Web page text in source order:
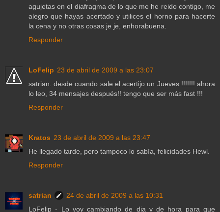
agujetas en el diafragma de lo que me he reido contigo, me
alegro que hayas acertado y utilices el horno para hacerte
la cena y no otras cosas je je, enhorabuena.
Responder
LoFelip 23 de abril de 2009 a las 23:07
satrian: desde cuando sale el acertijo un Jueves !!!!!!! ahora
lo leo, 34 mensajes después!! tengo que ser más fast !!!
Responder
Kratos 23 de abril de 2009 a las 23:47
He llegado tarde, pero tampoco lo sabía, felicidades Hewl.
Responder
satrian
24 de abril de 2009 a las 10:31
LoFelip - Lo voy cambiando de dia y de hora para que